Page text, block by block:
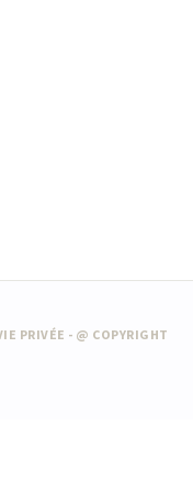
PRIVÉE - @ COPYRIGHT